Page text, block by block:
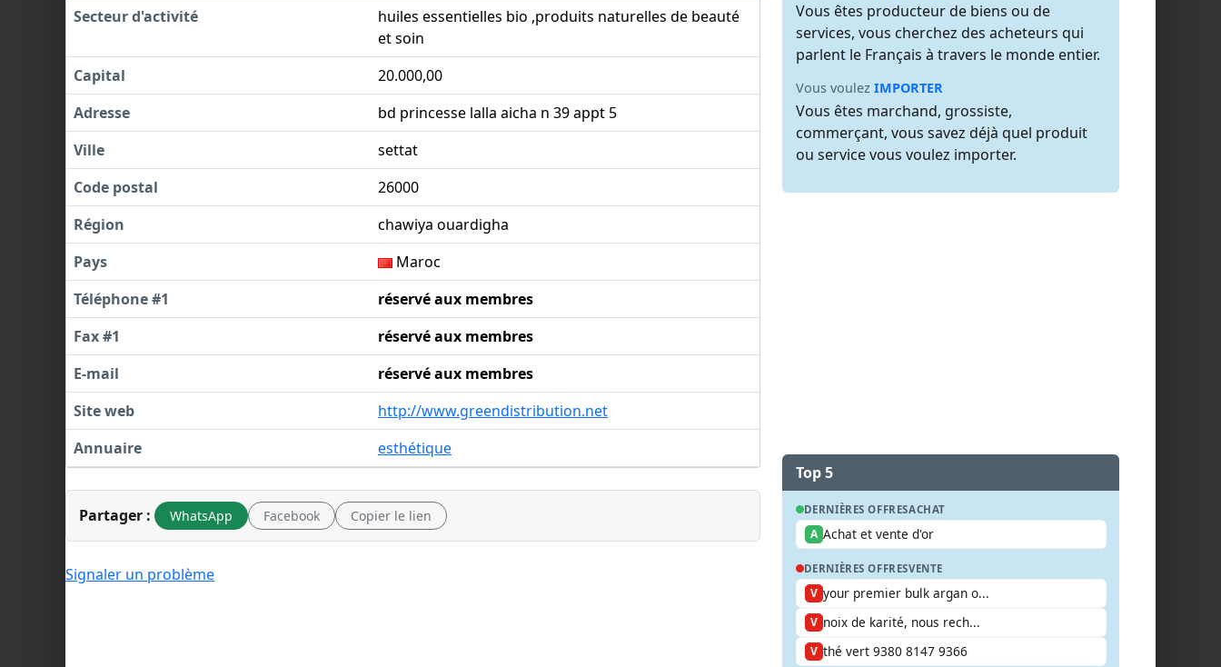
Secteur d'activité
huiles essentielles bio ,produits naturelles de beauté
et soin
Capital
20.000,00
Adresse
bd princesse lalla aicha n 39 appt 5
Ville
settat
Code postal
26000
Région
chawiya ouardigha
Pays
Maroc
Téléphone #1
réservé aux membres
Fax #1
réservé aux membres
E-mail
réservé aux membres
Site web
http://www.greendistribution.net
Annuaire
esthétique
Partager : WhatsApp Facebook Copier le lien
Signaler un problème
Vous êtes producteur de biens ou de
services, vous cherchez des acheteurs qui
parlent le Français à travers le monde entier.
Vous voulez IMPORTER
Vous êtes marchand, grossiste,
commerçant, vous savez déjà quel produit
ou service vous voulez importer.
Top 5
DERNIÈRES OFFRESACHAT
A Achat et vente d'or
DERNIÈRES OFFRESVENTE
V your premier bulk argan o...
V noix de karité, nous rech...
V thé vert 9380 8147 9366